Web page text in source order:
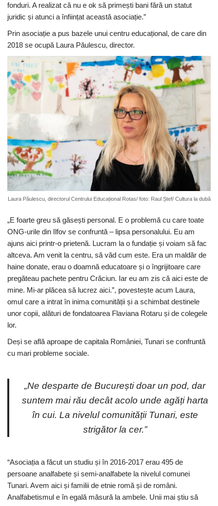
fonduri. A realizat că nu e ok să primești bani fără un statut
juridic și atunci a înființat această asociație.”
Prin asociație a pus bazele unui centru educațional, de care din
2018 se ocupă Laura Păulescu, director.
Laura Păulescu, directorul Centrului Educațional Rotas/ foto: Raul Ștef/ Cultura la dubă
„E foarte greu să găsești personal. E o problemă cu care toate
ONG-urile din Ilfov se confruntă – lipsa personalului. Eu am
ajuns aici printr-o prietenă. Lucram la o fundație și voiam să fac
altceva. Am venit la centru, să văd cum este. Era un maldăr de
haine donate, erau o doamnă educatoare și o îngrijitoare care
pregăteau pachete pentru Crăciun. Iar eu am zis că aici este de
mine. Mi-ar plăcea să lucrez aici.”, povestește acum Laura,
omul care a intrat în inima comunității și a schimbat destinele
unor copii, alături de fondatoarea Flaviana Rotaru și de colegele
lor.
Deși se află aproape de capitala României, Tunari se confruntă
cu mari probleme sociale.
„Ne desparte de București doar un pod, dar
suntem mai rău decât acolo unde agăți harta
în cui. La nivelul comunității Tunari, este
strigător la cer.”
“Asociația a făcut un studiu și în 2016-2017 erau 495 de
persoane analfabete și semi-analfabete la nivelul comunei
Tunari. Avem aici și familii de etnie romă și de români.
Analfabetismul e în egală măsură la ambele. Unii mai știu să